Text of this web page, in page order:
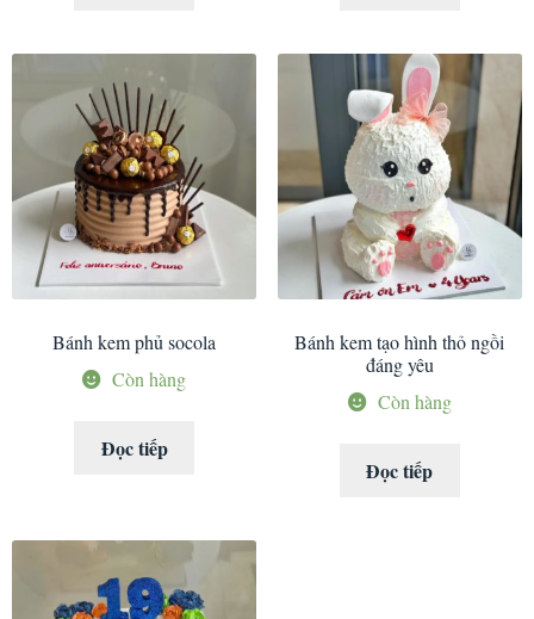
Bánh kem phủ socola
Còn hàng
Đọc tiếp
Bánh kem tạo hình thỏ ngồi
đáng yêu
Còn hàng
Đọc tiếp